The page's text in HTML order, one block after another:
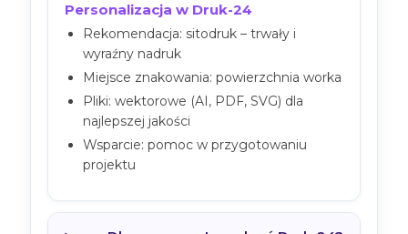
Personalizacja w Druk-24
Rekomendacja: sitodruk – trwały i
wyraźny nadruk
Miejsce znakowania: powierzchnia worka
Pliki: wektorowe (AI, PDF, SVG) dla
najlepszej jakości
Wsparcie: pomoc w przygotowaniu
projektu